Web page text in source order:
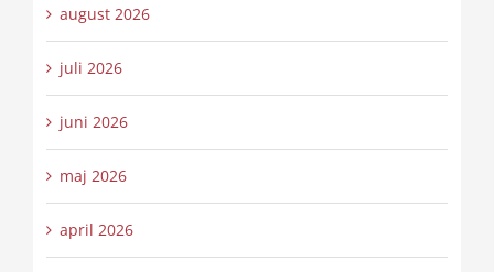
august 2026
juli 2026
juni 2026
maj 2026
april 2026